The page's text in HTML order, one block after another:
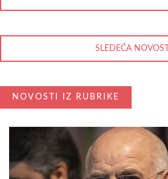
SLEDEĆA NOVOST
NOVOSTI IZ RUBRIKE